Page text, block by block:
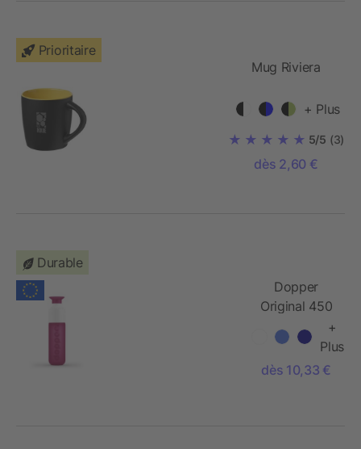
Prioritaire
Mug Riviera
+ Plus
5/5 (3)
dès 2,60 €
Durable
Dopper
Original 450
+
Plus
dès 10,33 €